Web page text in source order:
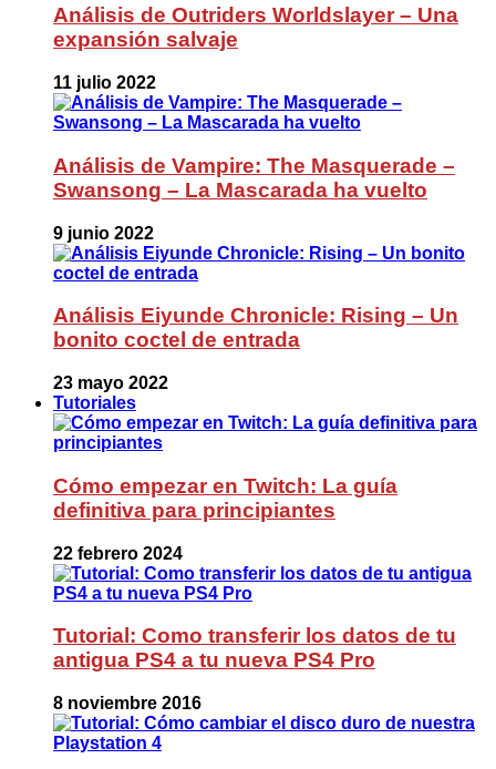
Análisis de Outriders Worldslayer – Una
expansión salvaje
11 julio 2022
Análisis de Vampire: The Masquerade –
Swansong – La Mascarada ha vuelto
9 junio 2022
Análisis Eiyunde Chronicle: Rising – Un
bonito coctel de entrada
23 mayo 2022
Tutoriales
Cómo empezar en Twitch: La guía
definitiva para principiantes
22 febrero 2024
Tutorial: Como transferir los datos de tu
antigua PS4 a tu nueva PS4 Pro
8 noviembre 2016